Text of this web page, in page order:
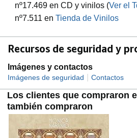
nº17.469 en CD y vinilos (Ver el
nº7.511 en Tienda de Vinilos
Recursos de seguridad y
Imágenes y contactos
Imágenes de seguridad Contactos
Los clientes que compraron
también compraron